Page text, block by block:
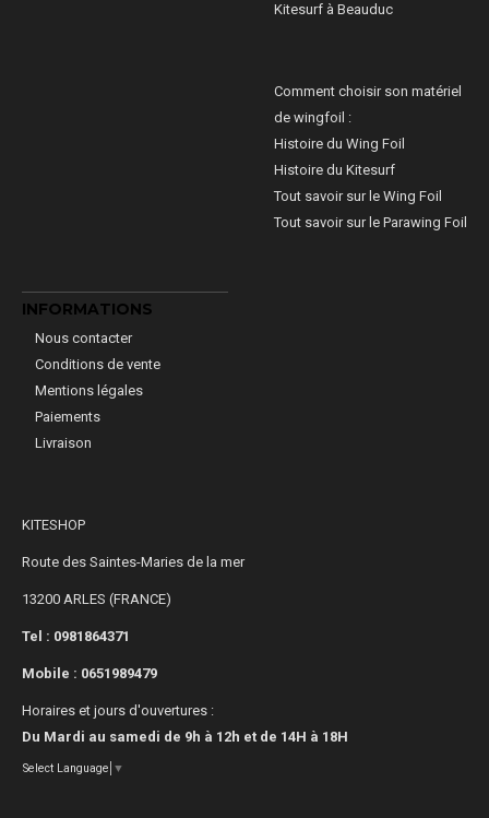
Kitesurf à Beauduc
Comment choisir son matériel
de wingfoil :
Histoire du Wing Foil
Histoire du Kitesurf
Tout savoir sur le Wing Foil
Tout savoir sur le Parawing Foil
INFORMATIONS
Nous contacter
Conditions de vente
Mentions légales
Paiements
Livraison
KITESHOP
Route des Saintes-Maries de la mer
13200 ARLES (FRANCE)
Tel : 0981864371
Mobile : 0651989479
Horaires et jours d'ouvertures :
Du Mardi au samedi de 9h à 12h et de 14H à 18H
Select Language ▼